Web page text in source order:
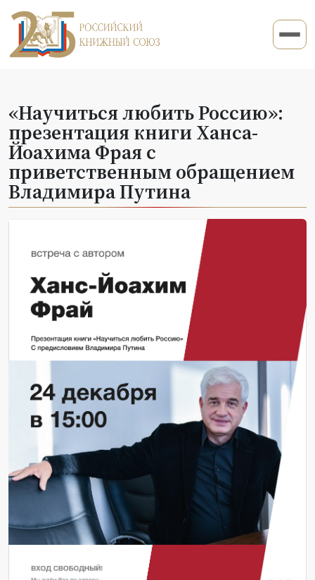
«Научиться любить Россию»:
презентация книги Ханса-
Йоахима Фрая c
приветственным обращением
Владимира Путина